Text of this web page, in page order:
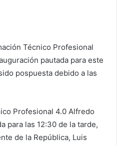
Técnico Profesional
pautada para este
pospuesta debido a las
Profesional 4.0 Alfredo
para las 12:30 de la tarde,
de la República, Luis